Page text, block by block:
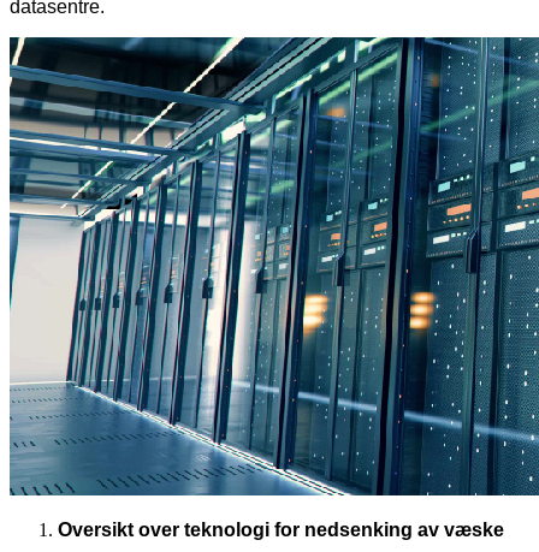
datasentre.
Oversikt over teknologi for nedsenking av væske